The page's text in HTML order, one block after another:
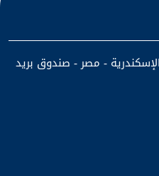
- مصر - صندوق بريد